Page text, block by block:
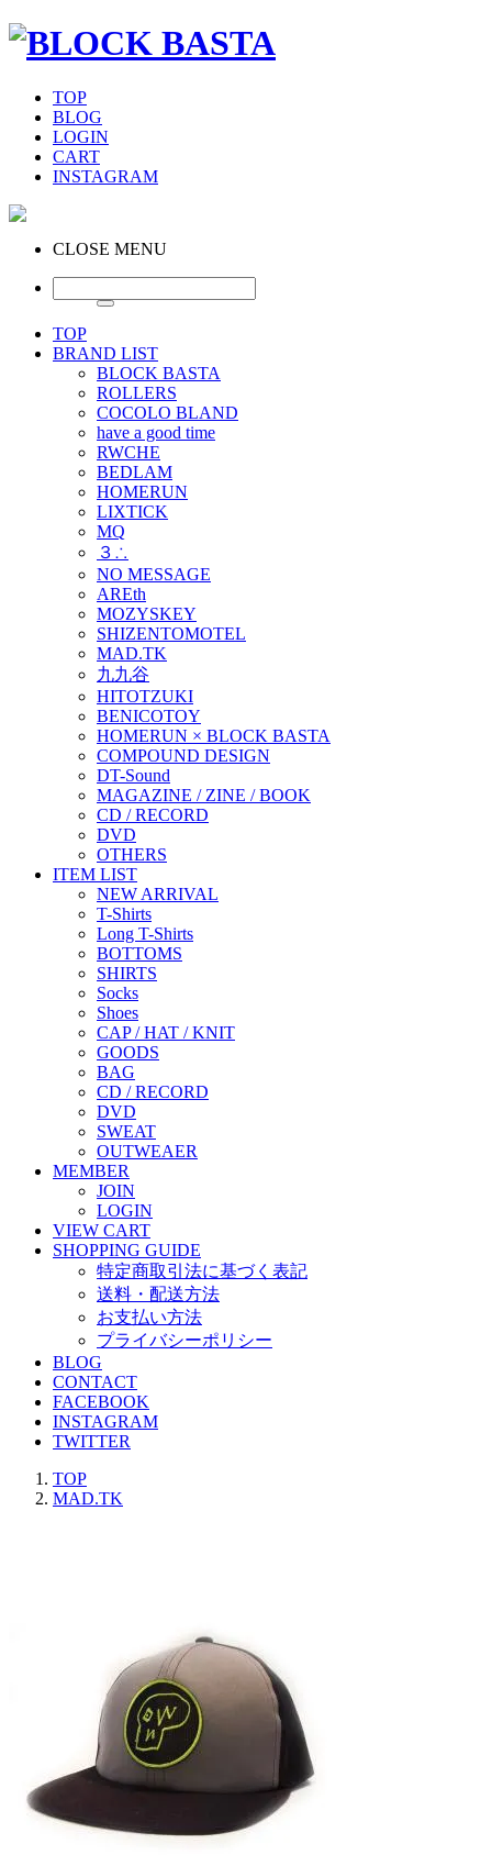
TOP
BLOG
LOGIN
CART
INSTAGRAM
CLOSE MENU
TOP
BRAND LIST
BLOCK BASTA
ROLLERS
COCOLO BLAND
have a good time
RWCHE
BEDLAM
HOMERUN
LIXTICK
MQ
３∴
NO MESSAGE
AREth
MOZYSKEY
SHIZENTOMOTEL
MAD.TK
九九谷
HITOTZUKI
BENICOTOY
HOMERUN × BLOCK BASTA
COMPOUND DESIGN
DT-Sound
MAGAZINE / ZINE / BOOK
CD / RECORD
DVD
OTHERS
ITEM LIST
NEW ARRIVAL
T-Shirts
Long T-Shirts
BOTTOMS
SHIRTS
Socks
Shoes
CAP / HAT / KNIT
GOODS
BAG
CD / RECORD
DVD
SWEAT
OUTWEAER
MEMBER
JOIN
LOGIN
VIEW CART
SHOPPING GUIDE
特定商取引法に基づく表記
送料・配送方法
お支払い方法
プライバシーポリシー
BLOG
CONTACT
FACEBOOK
INSTAGRAM
TWITTER
TOP
MAD.TK